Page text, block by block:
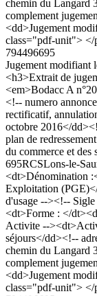
chemin du Langard
complement
<dd>Jugement
class="pdf-unit"> </
794496695
Jugement modifiant
<h3>Extrait de
<em>Bodacc A
<!-- numero
rectificatif,
octobre 2016</
plan de
du commerce et
695RCSLons-le-
<dt>Dénomination
Exploitation
d'usage --><!--
<dt>Forme : </
Activite --
séjours</dd><!--
chemin du Langard
complement
<dd>Jugement
class="pdf-unit"> </